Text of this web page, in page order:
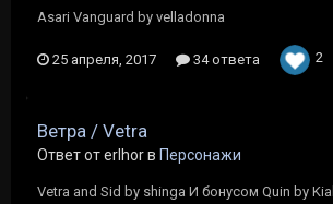
Asari Vanguard by velladonna
25 апреля, 2017 34 ответа 2
Ветра / Vetra
Ответ от erlhor в Персонажи
Vetra and Sid by shinga И бонусом Quin by